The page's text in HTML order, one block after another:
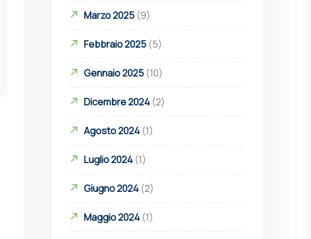
Marzo 2025(9)
Febbraio 2025(5)
Gennaio 2025(10)
Dicembre 2024(2)
Agosto 2024(1)
Luglio 2024(1)
Giugno 2024(2)
Maggio 2024(1)